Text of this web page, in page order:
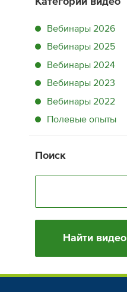
Вебинары 2026
Вебинары 2025
Вебинары 2024
Вебинары 2023
Вебинары 2022
Полевые опыты
Поиск
Найти видео